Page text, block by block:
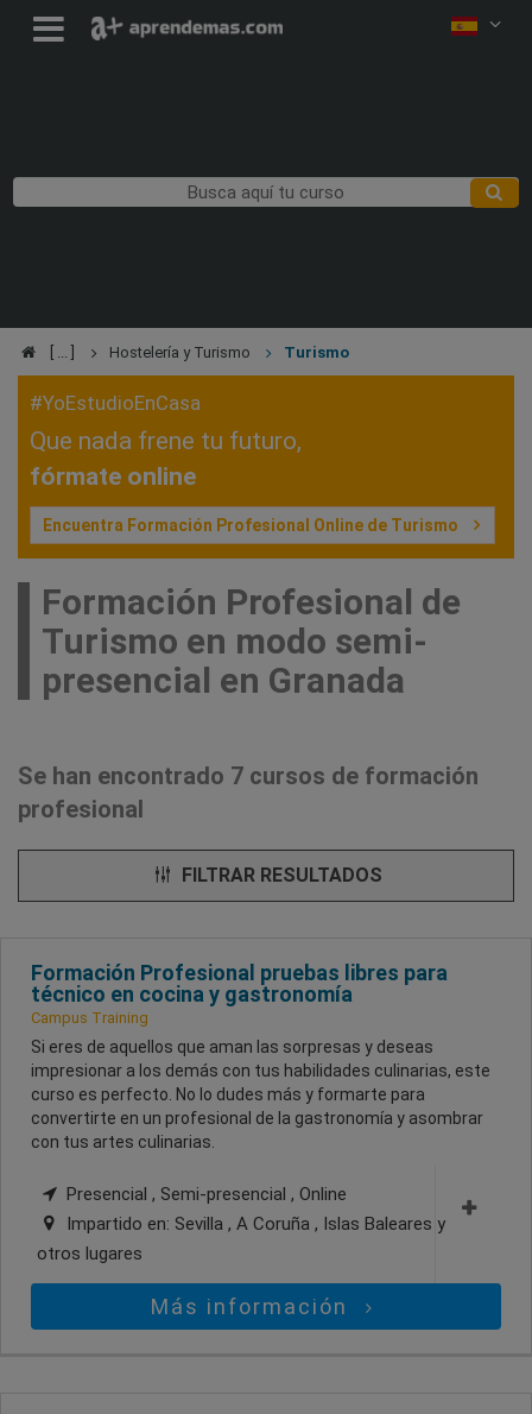
Hostelería y Turismo Turismo
#YoEstudioEnCasa
Que nada frene tu futuro,
fórmate online
Encuentra Formación Profesional Online de Turismo
Formación Profesional de
Turismo en modo semi-
presencial en Granada
Se han encontrado 7 cursos de formación
profesional
FILTRAR RESULTADOS
Formación Profesional pruebas libres para
técnico en cocina y gastronomía
Campus Training
Si eres de aquellos que aman las sorpresas y deseas
impresionar a los demás con tus habilidades culinarias, este
curso es perfecto. No lo dudes más y formarte para
convertirte en un profesional de la gastronomía y asombrar
con tus artes culinarias.
Presencial , Semi-presencial , Online
Impartido en: Sevilla , A Coruña , Islas Baleares y
otros lugares
Más información